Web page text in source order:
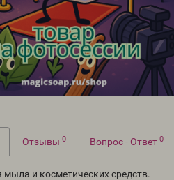
Отзывы0 Вопрос - Ответ0
и косметических средств.